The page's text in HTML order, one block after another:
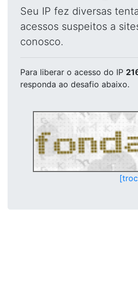
Seu IP fez diversas
acessos suspeitos a
conosco.
Para liberar o acesso do IP
responda ao desafio abaixo.